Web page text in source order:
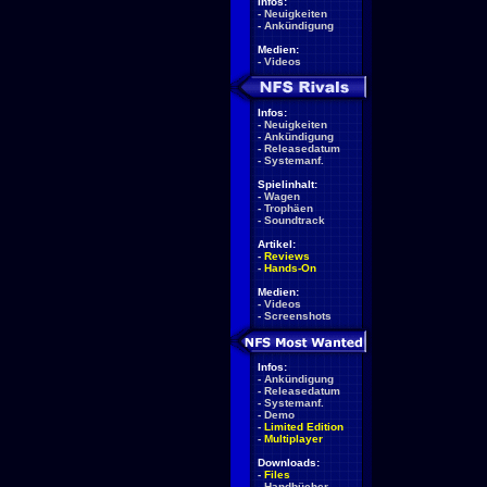
- Neuigkeiten
- Ankündigung
Medien:
- Videos
Infos:
- Neuigkeiten
- Ankündigung
- Releasedatum
- Systemanf.
Spielinhalt:
- Wagen
- Trophäen
- Soundtrack
Artikel:
- Reviews
- Hands-On
Medien:
- Videos
- Screenshots
Infos:
- Ankündigung
- Releasedatum
- Systemanf.
- Demo
- Limited Edition
- Multiplayer
Downloads:
- Files